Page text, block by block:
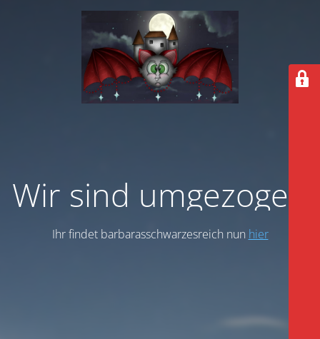
Wir sind umgezogen
Ihr findet barbarasschwarzesreich nun hier